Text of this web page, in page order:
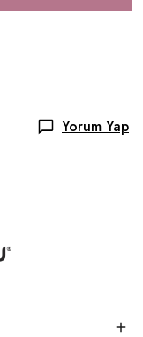
Yorum Yap